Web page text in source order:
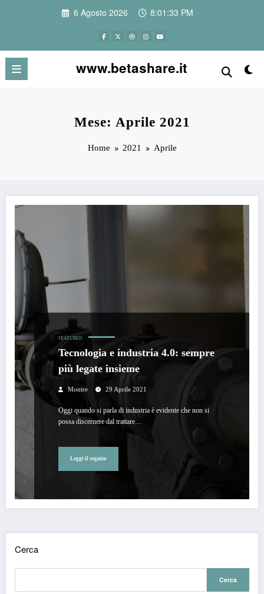
6 Agosto 2026 8:01:34 PM
www.betashare.it
Mese: Aprile 2021
Home 2021 Aprile
FEATURED
Tecnologia e industria 4.0: sempre
più legate insieme
Montre 29 Aprile 2021
Oggi quando si parla di industria è evidente che non si
possa discernere dal trattare…
Leggi il seguito
Cerca
Cerca